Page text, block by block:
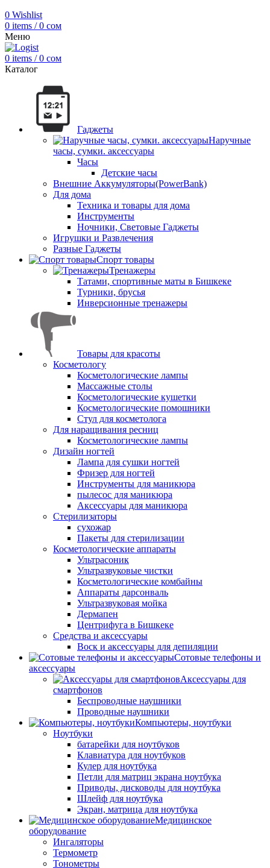
0 Wishlist
0 items / 0 сом
Меню
0 items / 0 сом
Каталог
Гаджеты
Наручные
часы, сумки. аксессуары
Часы
Детские часы
Внешние Аккумуляторы(PowerBank)
Для дома
Техника и товары для дома
Инструменты
Ночники, Световые Гаджеты
Игрушки и Развлечения
Разные Гаджеты
Спорт товары
Тренажеры
Татами, спортивные маты в Бишкеке
Турники, брусья
Инверсионные тренажеры
Товары для красоты
Косметологу
Косметологические лампы
Массажные столы
Косметологические кушетки
Косметологические помошники
Стул для косметолога
Для наращивания ресниц
Косметологические лампы
Дизайн ногтей
Лампа для сушки ногтей
Фризер для ногтей
Инструменты для маникюра
пылесос для маникюра
Аксессуары для маникюра
Стерилизаторы
сухожар
Пакеты для стерилизации
Косметологические аппараты
Ультрасоник
Ультразвуковые чистки
Косметологические комбайны
Аппараты дарсонваль
Ультразвуковая мойка
Дермапен
Центрифуга в Бишкеке
Средства и аксессуары
Воск и аксессуары для депиляции
Сотовые телефоны и
аксессуары
Аксессуары для
смартфонов
Беспроводные наушники
Проводные наушники
Компьютеры, ноутбуки
Ноутбуки
батарейки для ноутбуков
Клавиатура для ноутбуков
Кулер для ноутбука
Петли для матриц экрана ноутбука
Приводы, дисководы для ноутбука
Шлейф для ноутбука
Экран, матрица для ноутбука
Медицинское
оборудование
Ингаляторы
Термометр
Тонометры